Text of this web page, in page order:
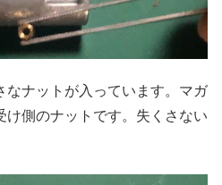
なナットが入っています。マガ
け側のナットです。失くさない